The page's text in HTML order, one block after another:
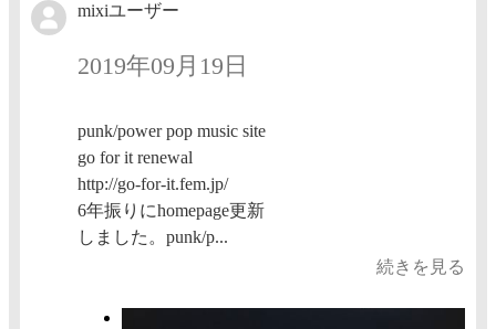
mixiユーザー
2019年09月19日
punk/power pop music site
go for it renewal
http://go-for-it.fem.jp/
6年振りにhomepage更新
しました。punk/p...
続きを見る